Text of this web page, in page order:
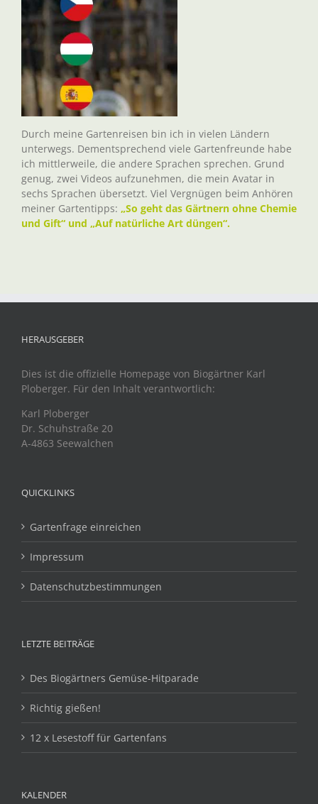
Durch meine Gartenreisen bin ich in vielen Ländern
unterwegs. Dementsprechend viele Gartenfreunde habe
ich mittlerweile, die andere Sprachen sprechen. Grund
genug, zwei Videos aufzunehmen, die mein Avatar in
sechs Sprachen übersetzt. Viel Vergnügen beim Anhören
meiner Gartentipps: „So geht das Gärtnern ohne Chemie
und Gift“ und „Auf natürliche Art düngen“.
HERAUSGEBER
Dies ist die offizielle Homepage von Biogärtner Karl
Ploberger. Für den Inhalt verantwortlich:
Karl Ploberger
Dr. Schuhstraße 20
A-4863 Seewalchen
QUICKLINKS
Gartenfrage einreichen
Impressum
Datenschutzbestimmungen
LETZTE BEITRÄGE
Des Biogärtners Gemüse-Hitparade
Richtig gießen!
12 x Lesestoff für Gartenfans
KALENDER